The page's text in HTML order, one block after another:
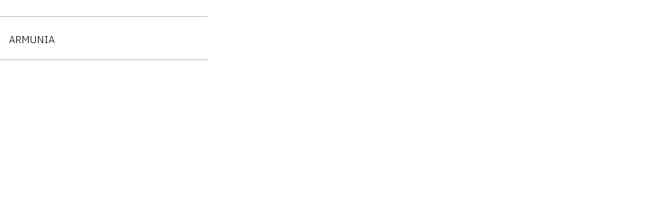
ARMUNIA